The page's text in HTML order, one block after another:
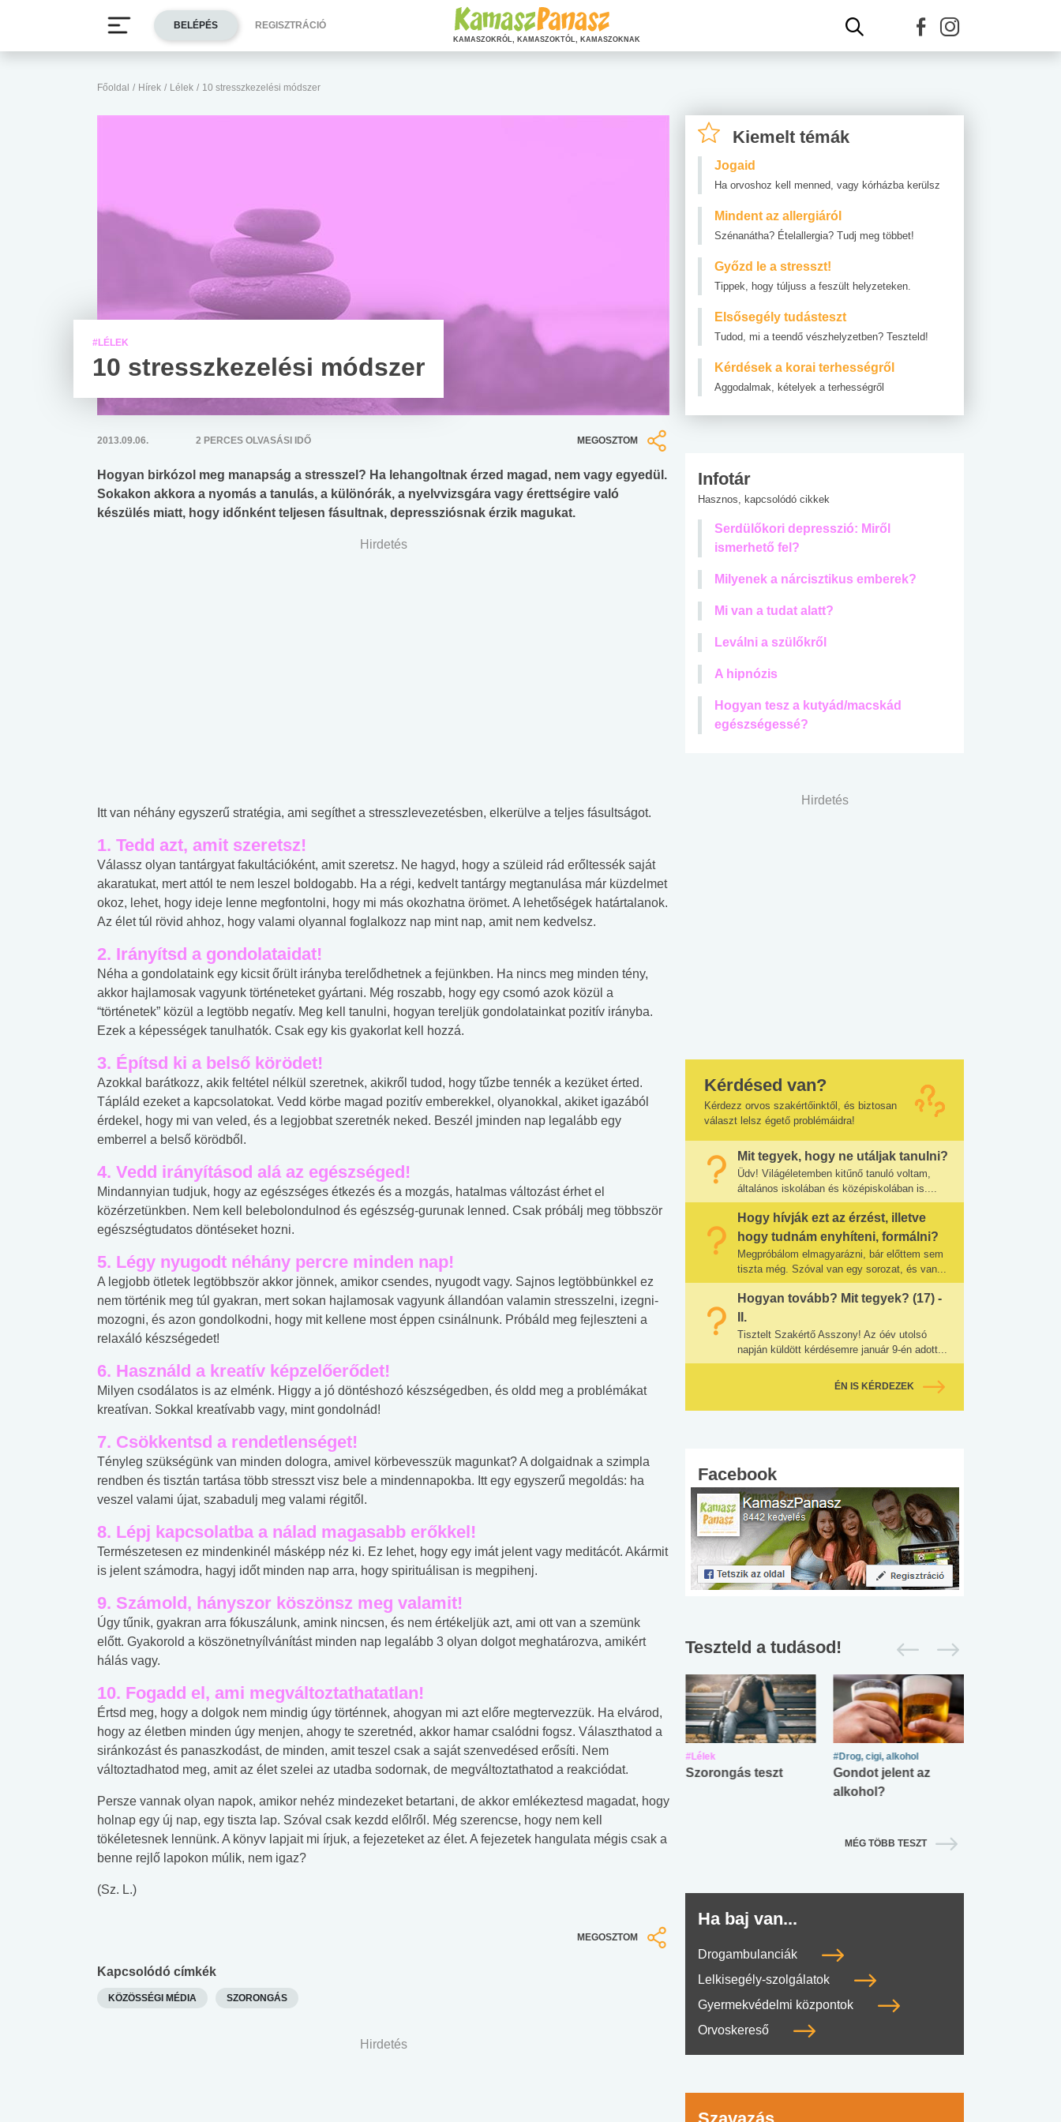
Főoldal / Hírek / Lélek / 10 stresszkezelési módszer
#LÉLEK
10 stresszkezelési módszer
2013.09.06. 2 PERCES OLVASÁSI IDŐ MEGOSZTOM
Hogyan birkózol meg manapság a stresszel? Ha lehangoltnak érzed magad, nem vagy egyedül.
Sokakon akkora a nyomás a tanulás, a különórák, a nyelvvizsgára vagy érettségire való
készülés miatt, hogy időnként teljesen fásultnak, depressziósnak érzik magukat.
Hirdetés
Itt van néhány egyszerű stratégia, ami segíthet a stresszlevezetésben, elkerülve a teljes fásultságot.
1. Tedd azt, amit szeretsz!
Válassz olyan tantárgyat fakultációként, amit szeretsz. Ne hagyd, hogy a szüleid rád erőltessék saját
akaratukat, mert attól te nem leszel boldogabb. Ha a régi, kedvelt tantárgy megtanulása már küzdelmet
okoz, lehet, hogy ideje lenne megfontolni, hogy mi más okozhatna örömet. A lehetőségek határtalanok.
Az élet túl rövid ahhoz, hogy valami olyannal foglalkozz nap mint nap, amit nem kedvelsz.
2. Irányítsd a gondolataidat!
Néha a gondolataink egy kicsit őrült irányba terelődhetnek a fejünkben. Ha nincs meg minden tény,
akkor hajlamosak vagyunk történeteket gyártani. Még roszabb, hogy egy csomó azok közül a
“történetek” közül a legtöbb negatív. Meg kell tanulni, hogyan tereljük gondolatainkat pozitív irányba.
Ezek a képességek tanulhatók. Csak egy kis gyakorlat kell hozzá.
3. Építsd ki a belső körödet!
Azokkal barátkozz, akik feltétel nélkül szeretnek, akikről tudod, hogy tűzbe tennék a kezüket érted.
Tápláld ezeket a kapcsolatokat. Vedd körbe magad pozitív emberekkel, olyanokkal, akiket igazából
érdekel, hogy mi van veled, és a legjobbat szeretnék neked. Beszél jminden nap legalább egy
emberrel a belső körödből.
4. Vedd irányításod alá az egészséged!
Mindannyian tudjuk, hogy az egészséges étkezés és a mozgás, hatalmas változást érhet el
közérzetünkben. Nem kell belebolondulnod és egészség-gurunak lenned. Csak próbálj meg többször
egészségtudatos döntéseket hozni.
5. Légy nyugodt néhány percre minden nap!
A legjobb ötletek legtöbbször akkor jönnek, amikor csendes, nyugodt vagy. Sajnos legtöbbünkkel ez
nem történik meg túl gyakran, mert sokan hajlamosak vagyunk állandóan valamin stresszelni, izegni-
mozogni, és azon gondolkodni, hogy mit kellene most éppen csinálnunk. Próbáld meg fejleszteni a
relaxáló készségedet!
6. Használd a kreatív képzelőerődet!
Milyen csodálatos is az elménk. Higgy a jó döntéshozó készségedben, és oldd meg a problémákat
kreatívan. Sokkal kreatívabb vagy, mint gondolnád!
7. Csökkentsd a rendetlenséget!
Tényleg szükségünk van minden dologra, amivel körbevesszük magunkat? A dolgaidnak a szimpla
rendben és tisztán tartása több stresszt visz bele a mindennapokba. Itt egy egyszerű megoldás: ha
veszel valami újat, szabadulj meg valami régitől.
8. Lépj kapcsolatba a nálad magasabb erőkkel!
Természetesen ez mindenkinél másképp néz ki. Ez lehet, hogy egy imát jelent vagy meditácót. Akármit
is jelent számodra, hagyj időt minden nap arra, hogy spirituálisan is megpihenj.
9. Számold, hányszor köszönsz meg valamit!
Úgy tűnik, gyakran arra fókuszálunk, amink nincsen, és nem értékeljük azt, ami ott van a szemünk
előtt. Gyakorold a köszönetnyílvánítást minden nap legalább 3 olyan dolgot meghatározva, amikért
hálás vagy.
10. Fogadd el, ami megváltoztathatatlan!
Értsd meg, hogy a dolgok nem mindig úgy történnek, ahogyan mi azt előre megtervezzük. Ha elvárod,
hogy az életben minden úgy menjen, ahogy te szeretnéd, akkor hamar csalódni fogsz. Választhatod a
siránkozást és panaszkodást, de minden, amit teszel csak a saját szenvedésed erősíti. Nem
változtadhatod meg, amit az élet szelei az utadba sodornak, de megváltoztathatod a reakciódat.
Persze vannak olyan napok, amikor nehéz mindezeket betartani, de akkor emlékeztesd magadat, hogy
holnap egy új nap, egy tiszta lap. Szóval csak kezdd előlről. Még szerencse, hogy nem kell
tökéletesnek lennünk. A könyv lapjait mi írjuk, a fejezeteket az élet. A fejezetek hangulata mégis csak a
benne rejlő lapokon múlik, nem igaz?
(Sz. L.)
MEGOSZTOM
Kapcsolódó címkék
KÖZÖSSÉGI MÉDIA SZORONGÁS
Hirdetés
Kiemelt témák
Jogaid
Ha orvoshoz kell menned, vagy kórházba kerülsz
Mindent az allergiáról
Szénanátha? Ételallergia? Tudj meg többet!
Győzd le a stresszt!
Tippek, hogy túljuss a feszült helyzeteken.
Elsősegély tudásteszt
Tudod, mi a teendő vészhelyzetben? Teszteld!
Kérdések a korai terhességről
Aggodalmak, kételyek a terhességről
Infotár
Hasznos, kapcsolódó cikkek
Serdülőkori depresszió: Miről
ismerhető fel?
Milyenek a nárcisztikus emberek?
Mi van a tudat alatt?
Leválni a szülőkről
A hipnózis
Hogyan tesz a kutyád/macskád
egészségessé?
Hirdetés
Kérdésed van?
Kérdezz orvos szakértőinktől, és biztosan
választ lelsz égető problémáidra!
Mit tegyek, hogy ne utáljak tanulni?
Üdv! Világéletemben kitűnő tanuló voltam,
általános iskolában és középiskolában is....
Hogy hívják ezt az érzést, illetve
hogy tudnám enyhíteni, formálni?
Megpróbálom elmagyarázni, bár előttem sem
tiszta még. Szóval van egy sorozat, és van...
Hogyan tovább? Mit tegyek? (17) -
II.
Tisztelt Szakértő Asszony! Az óév utolsó
napján küldött kérdésemre január 9-én adott...
ÉN IS KÉRDEZEK
Facebook
Teszteld a tudásod!
#Zöldövezet
Mekkora az ökológiai
#Betegségek
Elsősegély
#Suli, munka
Angol középfokú
#Suli, munka
Internet-függőség
#Lélek
Szorongás teszt
#Drog, cigi, alkohol
Gondot jelent az
alkohol?
MÉG TÖBB TESZT
Ha baj van...
Drogambulanciák
Lelkisegély-szolgálatok
Gyermekvédelmi központok
Orvoskereső
BELÉPÉS REGISZTRÁCIÓ
KAMASZOKRÓL, KAMASZOKTÓL, KAMASZOKNAK